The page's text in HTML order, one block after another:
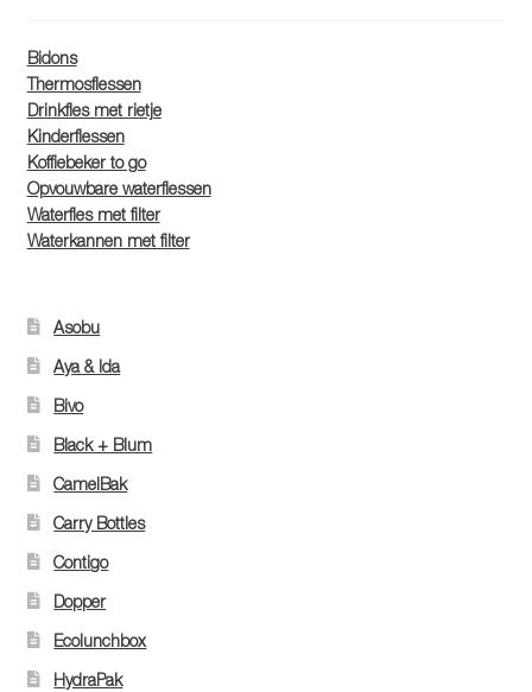
Bidons
Thermosflessen
Drinkfles met rietje
Kinderflessen
Koffiebeker to go
Opvouwbare waterflessen
Waterfles met filter
Waterkannen met filter
Asobu
Aya & Ida
Bivo
Black + Blum
CamelBak
Carry Bottles
Contigo
Dopper
Ecolunchbox
HydraPak